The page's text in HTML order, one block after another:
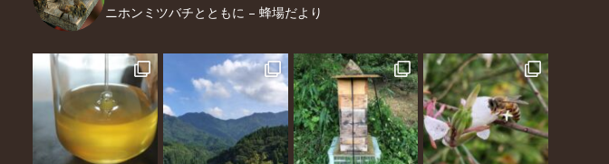
ニホンミツバチとともに – 蜂場だより